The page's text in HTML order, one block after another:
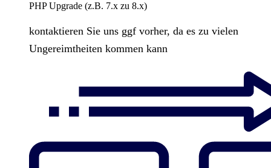
PHP Upgrade (z.B. 7.x zu 8.x)
kontaktieren Sie uns ggf vorher, da es zu vielen
Ungereimtheiten kommen kann